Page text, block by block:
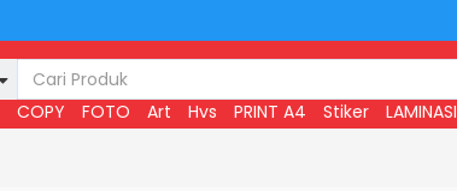
COPY
FOTO Art Hvs PRINT A4 Stiker LAMINASI